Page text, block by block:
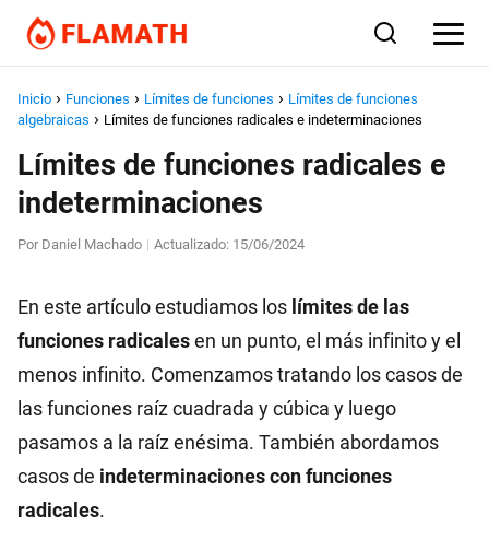
Inicio Funciones Límites de funciones
Límites de funciones
algebraicas
Límites de funciones radicales e indeterminaciones
Límites de funciones radicales e
indeterminaciones
Por Daniel Machado | Actualizado: 15/06/2024
En este artículo estudiamos los límites de las
funciones radicalesen un punto, el más infinito y el
menos infinito. Comenzamos tratando los casos de
las funciones raíz cuadrada y cúbica y luego
pasamos a la raíz enésima. También abordamos
casos de indeterminaciones con funciones
radicales.